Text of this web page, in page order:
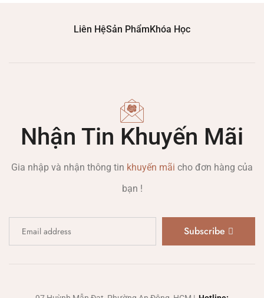
Liên HệSản PhẩmKhóa Học
Nhận Tin Khuyến Mãi
Gia nhập và nhận thông tin khuyến mãi cho đơn hàng của
bạn !
Subscribe